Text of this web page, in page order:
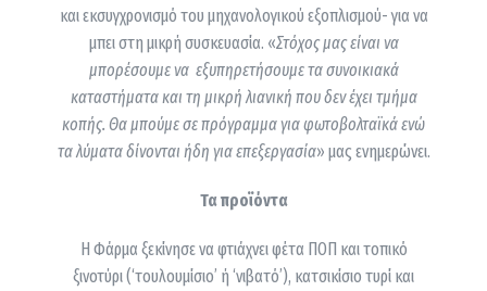
και εκσυγχρονισμό του μηχανολογικού εξοπλισμού- για να
μπει στη μικρή συσκευασία. «Στόχος μας είναι να
μπορέσουμε να εξυπηρετήσουμε τα συνοικιακά
καταστήματα και τη μικρή λιανική που δεν έχει τμήμα
κοπής. Θα μπούμε σε πρόγραμμα για φωτοβολταϊκά ενώ
τα λύματα δίνονται ήδη για επεξεργασία» μας ενημερώνει.
Τα προϊόντα
Η Φάρμα ξεκίνησε να φτιάχνει φέτα ΠΟΠ και τοπικό
ξινοτύρι (‘τουλουμίσιο’ ή ‘νιβατό’), κατσικίσιο τυρί και